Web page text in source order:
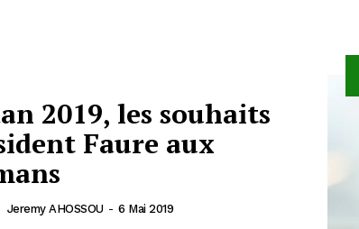
2019, les souhaits
Faure aux
Jeremy AHOSSOU - 6 Mai 2019